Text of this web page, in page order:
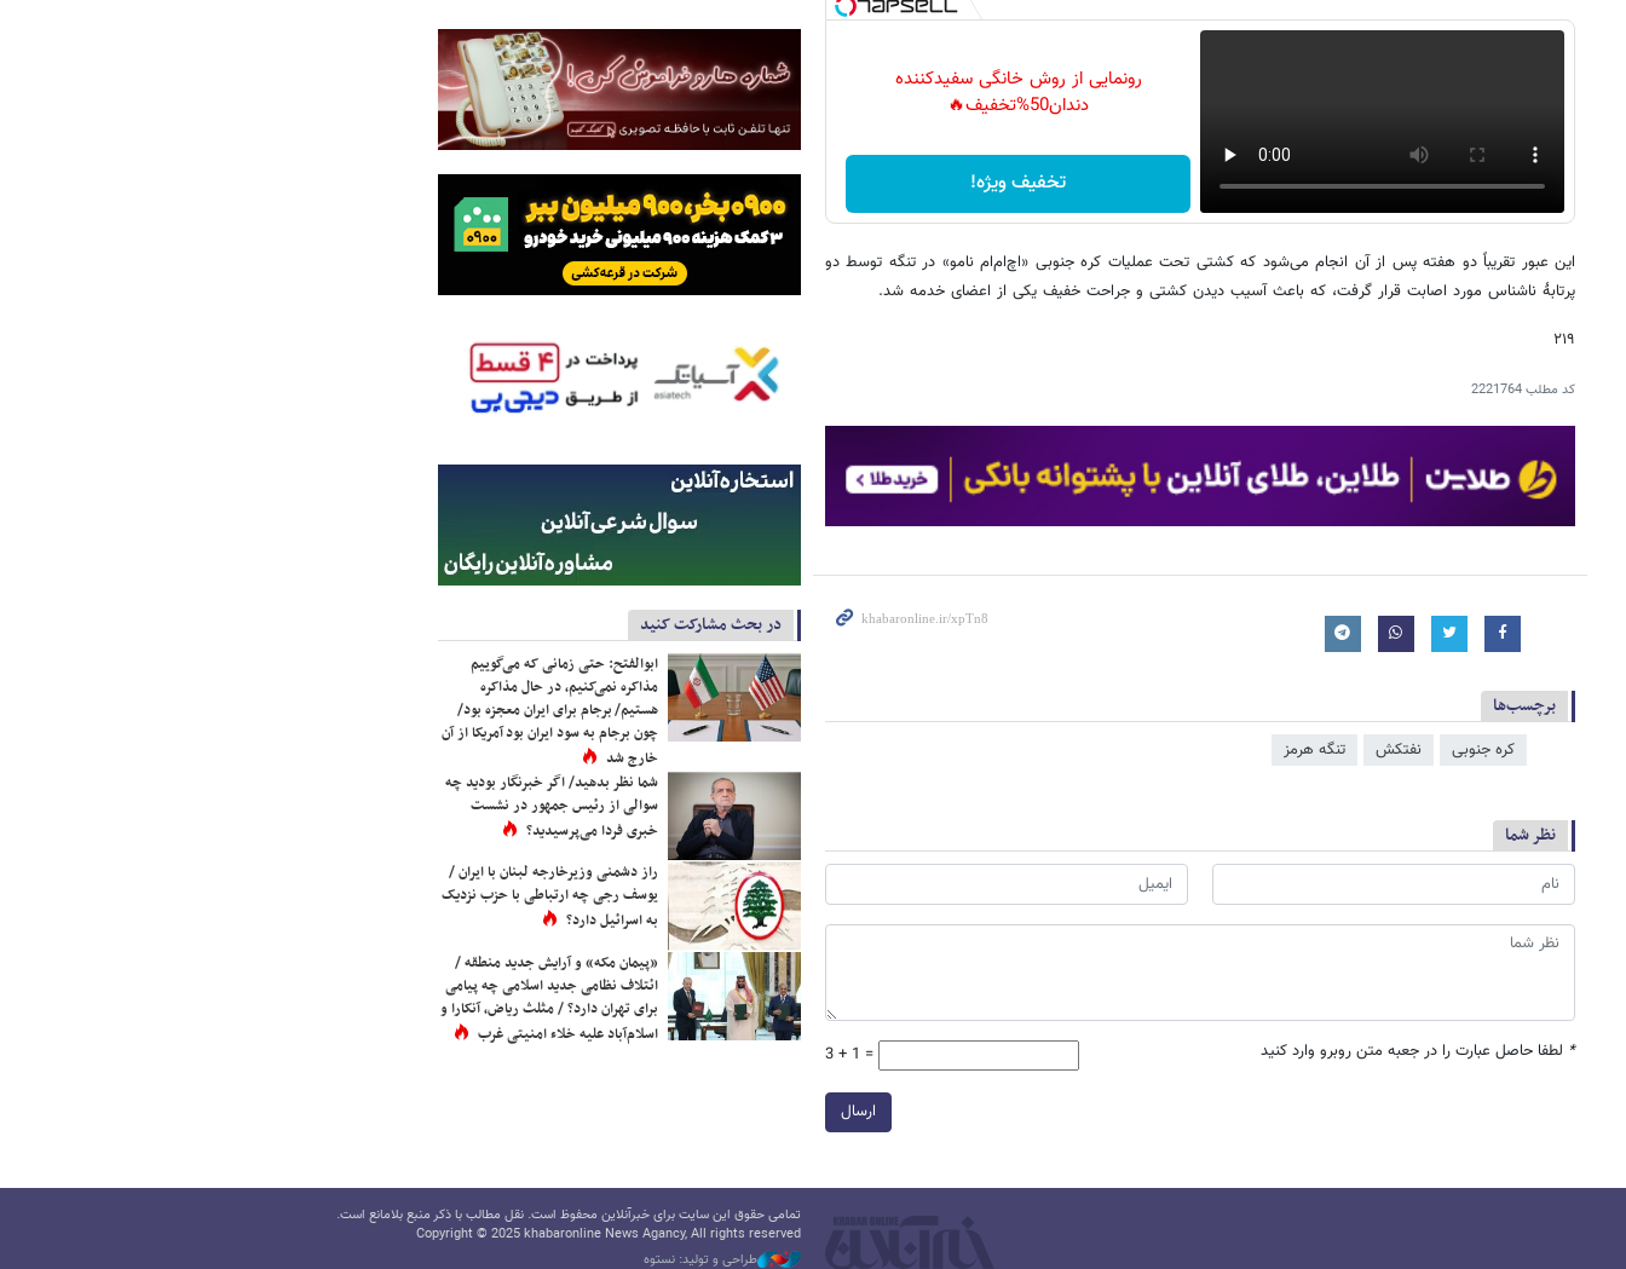
رونمایی از روش خانگی سفیدکننده
دندان50%تخفیف🔥
تخفیف ویژه!
این عبور تقریباً دو هفته پس از آن انجام می‌شود که کشتی تحت عملیات کره جنوبی «اچ‌ام‌ام نامو» در تنگه توسط دو
پرتابهٔ ناشناس مورد اصابت قرار گرفت، که باعث آسیب دیدن کشتی و جراحت خفیف یکی از اعضای خدمه شد.
۲۱۹
کد مطلب2221764
برچسب‌ها
کره جنوبی نفتکش تنگه هرمز
نظر شما
* لطفا حاصل عبارت را در جعبه متن روبرو وارد کنید 3 + 1 =
ارسال
در بحث مشارکت کنید
ابوالفتح: حتی زمانی که می‌گوییم
مذاکره نمی‌کنیم، در حال مذاکره
هستیم/ برجام برای ایران معجزه بود/
چون برجام به سود ایران بود آمریکا از آن
خارج شد
شما نظر بدهید/ اگر خبرنگار بودید چه
سوالی از رئیس جمهور در نشست
خبری فردا می‌پرسیدید؟
راز دشمنی وزیرخارجه لبنان با ایران /
یوسف رجی چه ارتباطی با حزب نزدیک
به اسرائیل دارد؟
«پیمان مکه» و آرایش جدید منطقه /
ائتلاف نظامی جدید اسلامی چه پیامی
برای تهران دارد؟ / مثلث ریاض، آنکارا و
اسلام‌آباد علیه خلاء امنیتی غرب
تمامی حقوق این سایت برای خبرآنلاین محفوظ است. نقل مطالب با ذکر منبع بلامانع است.
Copyright © 2025 khabaronline News Agancy, All rights reserved
طراحی و تولید: نستوه